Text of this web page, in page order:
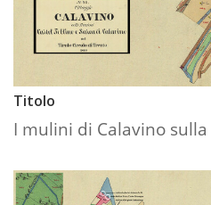
Titolo
I mulini di Calavino